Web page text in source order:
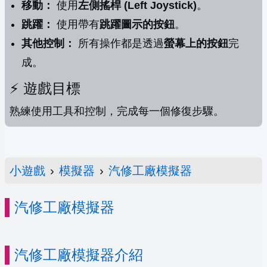
移動： 使用左側搖桿 (Left Joystick)。
跳躍： 使用帶有跳躍圖示的按鈕。
其他控制：
所有操作都是透過螢幕上的按鈕完
成。
⚡️ 遊戲目標
熟練使用工具和控制，完成每一個修復步驟。
小遊戲 › 模擬器 › 汽修工廠模擬器
汽修工廠模擬器
汽修工廠模擬器介紹